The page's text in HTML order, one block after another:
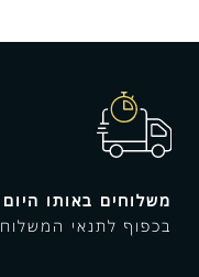
משלוחים באותו היום
בכפוף לתנאי המשלוח